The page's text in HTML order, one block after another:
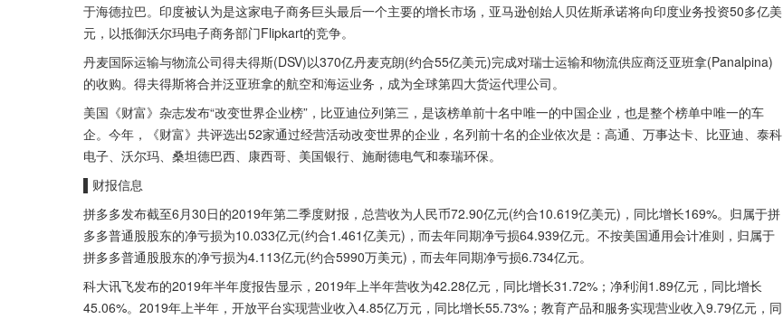
于海德拉巴。印度被认为是这家电子商务巨头最后一个主要的增长市场，亚马逊创始人贝佐斯承诺将向印度业务投资50多亿美
元，以抵御沃尔玛电子商务部门Flipkart的竞争。
丹麦国际运输与物流公司得夫得斯(DSV)以370亿丹麦克朗(约合55亿美元)完成对瑞士运输和物流供应商泛亚班拿(Panalpina)
的收购。得夫得斯将合并泛亚班拿的航空和海运业务，成为全球第四大货运代理公司。
美国《财富》杂志发布“改变世界企业榜”，比亚迪位列第三，是该榜单前十名中唯一的中国企业，也是整个榜单中唯一的车
企。今年，《财富》共评选出52家通过经营活动改变世界的企业，名列前十名的企业依次是：高通、万事达卡、比亚迪、泰科
电子、沃尔玛、桑坦德巴西、康西哥、美国银行、施耐德电气和泰瑞环保。
财报信息
拼多多发布截至6月30日的2019年第二季度财报，总营收为人民币72.90亿元(约合10.619亿美元)，同比增长169%。归属于拼
多多普通股股东的净亏损为10.033亿元(约合1.461亿美元)，而去年同期净亏损64.939亿元。不按美国通用会计准则，归属于
拼多多普通股股东的净亏损为4.113亿元(约合5990万美元)，而去年同期净亏损6.734亿元。
科大讯飞发布的2019年半年度报告显示，2019年上半年营收为42.28亿元，同比增长31.72%；净利润1.89亿元，同比增长
45.06%。2019年上半年，开放平台实现营业收入4.85亿万元，同比增长55.73%；教育产品和服务实现营业收入9.79亿元，同